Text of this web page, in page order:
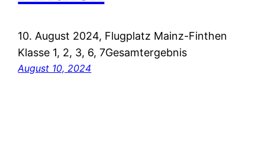
10. August 2024, Flugplatz Mainz-Finthen
Klasse 1, 2, 3, 6, 7Gesamtergebnis
August 10, 2024